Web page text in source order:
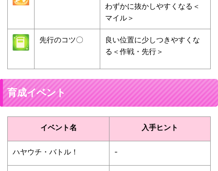
わずかに抜かしやすくなる＜
マイル＞
先行のコツ〇
良い位置に少しつきやすくな
る＜作戦・先行＞
育成イベント
イベント名 入手ヒント
ハヤウチ・バトル！ -